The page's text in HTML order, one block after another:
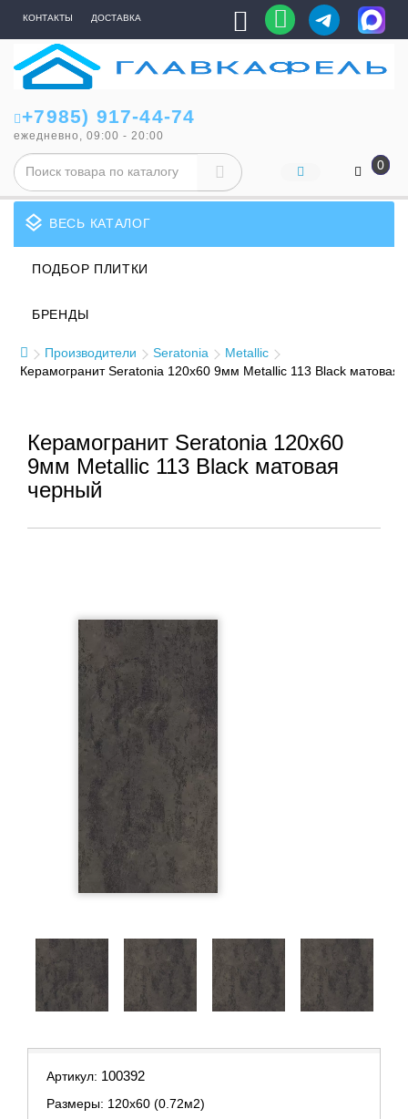
КОНТАКТЫ ДОСТАВКА
+7985) 917-44-74
ежедневно, 09:00 - 20:00
0
layers ВЕСЬ КАТАЛОГ
ПОДБОР ПЛИТКИ
БРЕНДЫ
Производители Seratonia
Metallic
Керамогранит Seratonia 120x60 9мм Metallic 113 Black матовая
Керамогранит Seratonia 120x60
9мм Metallic 113 Black матовая
черный
Артикул: 100392
Размеры: 120х60 (0.72м2)